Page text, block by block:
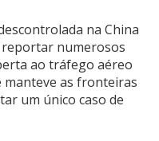
na China
reportar numerosos
ao tráfego aéreo
manteve as fronteiras
um único caso de